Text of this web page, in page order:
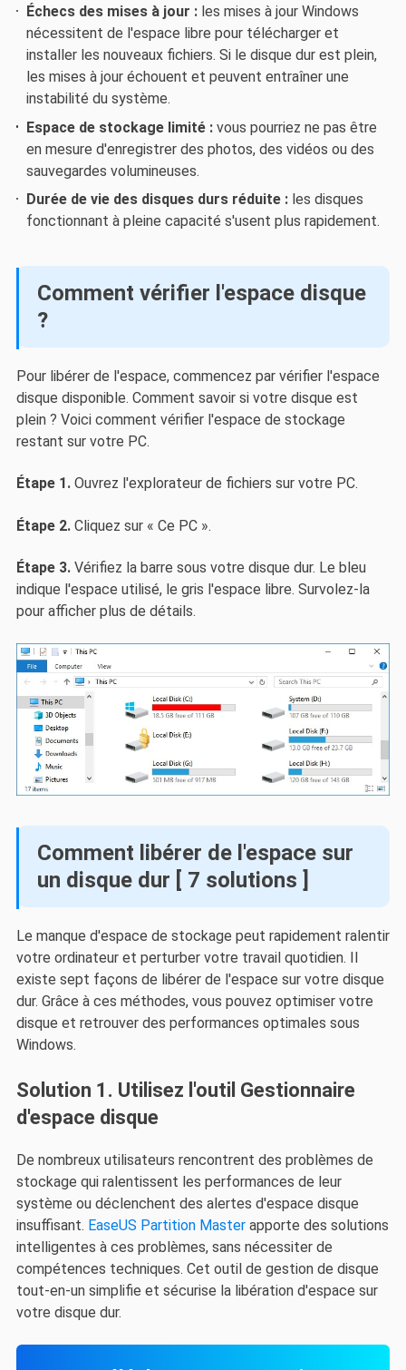
Échecs des mises à jour : les mises à jour Windows
nécessitent de l'espace libre pour télécharger et
installer les nouveaux fichiers. Si le disque dur est plein,
les mises à jour échouent et peuvent entraîner une
instabilité du système.
Espace de stockage limité : vous pourriez ne pas être
en mesure d'enregistrer des photos, des vidéos ou des
sauvegardes volumineuses.
Durée de vie des disques durs réduite : les disques
fonctionnant à pleine capacité s'usent plus rapidement.
Comment vérifier l'espace disque
?
Pour libérer de l'espace, commencez par vérifier l'espace
disque disponible. Comment savoir si votre disque est
plein ? Voici comment vérifier l'espace de stockage
restant sur votre PC.
Étape 1.Ouvrez l'explorateur de fichiers sur votre PC.
Étape 2.Cliquez sur « Ce PC ».
Étape 3.Vérifiez la barre sous votre disque dur. Le bleu
indique l'espace utilisé, le gris l'espace libre. Survolez-la
pour afficher plus de détails.
Comment libérer de l'espace sur
un disque dur [ 7 solutions ]
Le manque d'espace de stockage peut rapidement ralentir
votre ordinateur et perturber votre travail quotidien. Il
existe sept façons de libérer de l'espace sur votre disque
dur. Grâce à ces méthodes, vous pouvez optimiser votre
disque et retrouver des performances optimales sous
Windows.
Solution 1. Utilisez l'outil Gestionnaire
d'espace disque
De nombreux utilisateurs rencontrent des problèmes de
stockage qui ralentissent les performances de leur
système ou déclenchent des alertes d'espace disque
insuffisant. EaseUS Partition Masterapporte des solutions
intelligentes à ces problèmes, sans nécessiter de
compétences techniques. Cet outil de gestion de disque
tout-en-un simplifie et sécurise la libération d'espace sur
votre disque dur.